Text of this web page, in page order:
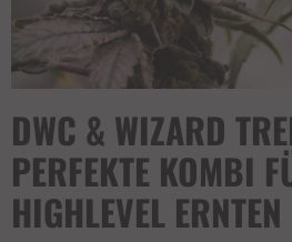
DWC & WIZARD
PERFEKTE KOMBI
HIGHLEVEL ERNTEN